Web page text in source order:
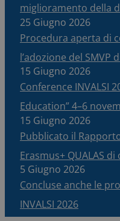
miglioramento della
25 Giugno 2026
Procedura aperta di
l’adozione del SMVP
15 Giugno 2026
Conference INVALSI
Education” 4–6
15 Giugno 2026
Pubblicato il
Erasmus+ QUALAS
5 Giugno 2026
Concluse anche le
INVALSI 2026